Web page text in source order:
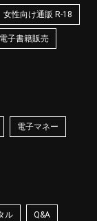
女性向け通販 R-18
子書籍販売
電子マネー
ル Q&A